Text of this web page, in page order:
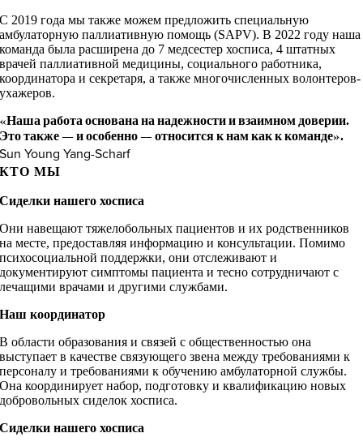
С 2019 года мы также можем предложить специальную
амбулаторную паллиативную помощь (SAPV). В 2022 году наша
команда была расширена до 7 медсестер хосписа, 4 штатных
врачей паллиативной медицины, социального работника,
координатора и секретаря, а также многочисленных волонтеров-
ухажеров.
«Наша работа основана на надежности и взаимном доверии.
Это также — и особенно — относится к нам как к команде».
Sun Young Yang-Scharf
КТО МЫ
Сиделки нашего хосписа
Они навещают тяжелобольных пациентов и их родственников
на месте, предоставляя информацию и консультации. Помимо
психосоциальной поддержки, они отслеживают и
документируют симптомы пациента и тесно сотрудничают с
лечащими врачами и другими службами.
Наш координатор
В области образования и связей с общественностью она
выступает в качестве связующего звена между требованиями к
персоналу и требованиями к обучению амбулаторной службы.
Она координирует набор, подготовку и квалификацию новых
добровольных сиделок хосписа.
Сиделки нашего хосписа